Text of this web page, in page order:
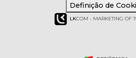
Definição de
LKCOM - MARKETING OF